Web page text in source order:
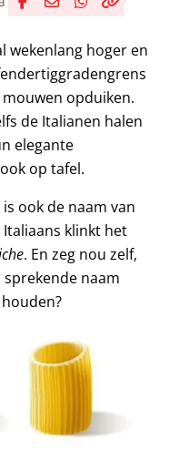
wekenlang hoger en
opduiken.
de Italianen halen
elegante
op tafel.
ook de naam van
klinkt het
. En zeg nou zelf,
sprekende naam